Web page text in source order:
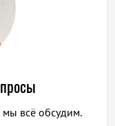
всё обсудим.